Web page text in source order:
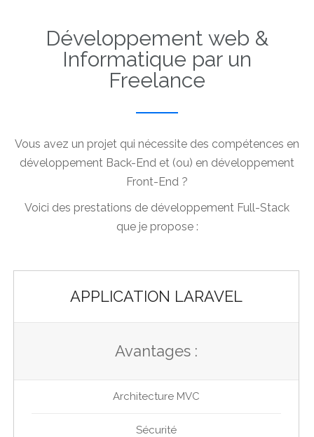
Développement web &
Informatique par un
Freelance
Vous avez un projet qui nécessite des compétences en
développement Back-End et (ou) en développement
Front-End ?
Voici des prestations de développement Full-Stack
que je propose :
APPLICATION LARAVEL
Avantages :
Architecture MVC
Sécurité